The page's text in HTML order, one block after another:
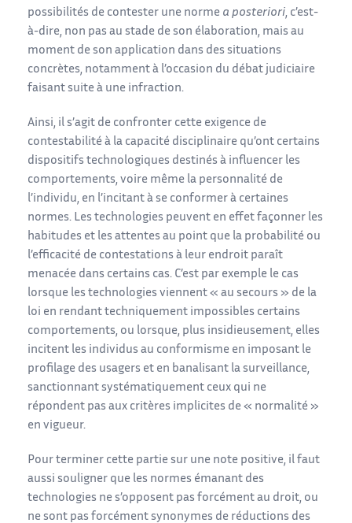
possibilités de contester une norme a posteriori , c’est-
à-dire, non pas au stade de son élaboration, mais au
moment de son application dans des situations
concrètes, notamment à l’occasion du débat judiciaire
faisant suite à une infraction.
Ainsi, il s’agit de confronter cette exigence de
contestabilité à la capacité disciplinaire qu’ont certains
dispositifs technologiques destinés à influencer les
comportements, voire même la personnalité de
l’individu, en l’incitant à se conformer à certaines
normes. Les technologies peuvent en effet façonner les
habitudes et les attentes au point que la probabilité ou
l’efficacité de contestations à leur endroit paraît
menacée dans certains cas. C’est par exemple le cas
lorsque les technologies viennent « au secours » de la
loi en rendant techniquement impossibles certains
comportements, ou lorsque, plus insidieusement, elles
incitent les individus au conformisme en imposant le
profilage des usagers et en banalisant la surveillance,
sanctionnant systématiquement ceux qui ne
répondent pas aux critères implicites de « normalité »
en vigueur.
Pour terminer cette partie sur une note positive, il faut
aussi souligner que les normes émanant des
technologies ne s’opposent pas forcément au droit, ou
ne sont pas forcément synonymes de réductions des